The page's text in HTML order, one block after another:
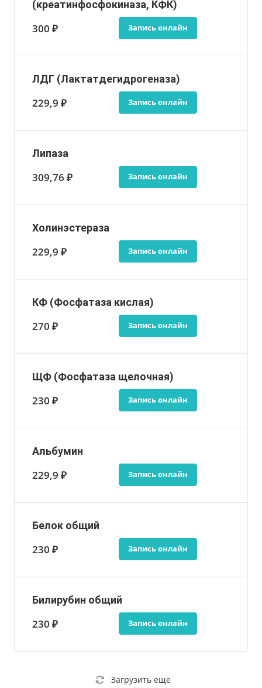
(креатинфосфокиназа, КФК)
300 ₽ Запись онлайн
ЛДГ (Лактатдегидрогеназа)
229,9 ₽ Запись онлайн
Липаза
309,76 ₽ Запись онлайн
Холинэстераза
229,9 ₽ Запись онлайн
КФ (Фосфатаза кислая)
270 ₽ Запись онлайн
ЩФ (Фосфатаза щелочная)
230 ₽ Запись онлайн
Альбумин
229,9 ₽ Запись онлайн
Белок общий
230 ₽ Запись онлайн
Билирубин общий
230 ₽ Запись онлайн
Загрузить еще